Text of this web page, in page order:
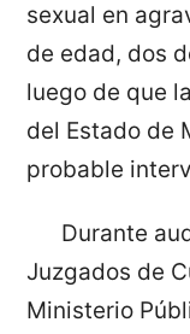
sexual en
de edad, dos
luego de que
del Estado de
probable
Durante
Juzgados de
Ministerio